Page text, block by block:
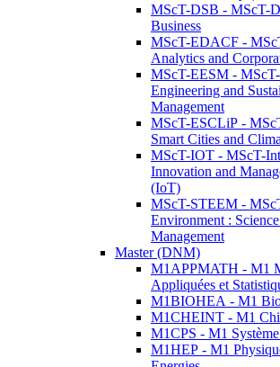
MScT-DSB - MScT-
Business
MScT-EDACF -
Analytics and
MScT-EESM -
Engineering and
Management
MScT-ESCLiP -
Smart Cities and
MScT-IOT - MScT-
Innovation and
(IoT)
MScT-STEEM -
Environment :
Management
Master (DNM)
M1APPMATH - M1
Appliquées et
M1BIOHEA - M1
M1CHEINT - M1
M1CPS - M1
M1HEP - M1